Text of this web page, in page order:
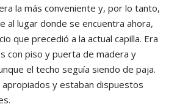
la más conveniente y, por lo tanto,
al lugar donde se encuentra ahora,
que precedió a la actual capilla. Era
con piso y puerta de madera y
el techo seguía siendo de paja.
apropiados y estaban dispuestos